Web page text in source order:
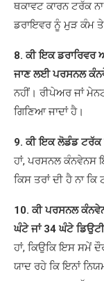
ਥਕਾਵਟ ਕਾਰਨ ਟਰੱਕ
ਡਰਾਇਵਰ ਨੂੰ ਮੁੜ ਕੰਮ ਤੇ
8. ਕੀ ਇਕ
ਜਾਣ ਲਈ ਪਰਸਨਲ
ਨਹੀਂ। ਰੀਪੇਅਰ ਜਾਂ
ਗਿਣਿਆ ਜਾਦਾਂ ਹੈ।
9. ਕੀ ਇਕ ਲੋਡੰਡ ਟਰੱਕ
ਹਾਂ, ਪਰਸਨਲ ਕੰਨਵੇਨਸ
ਕਿਸ ਤਰਾਂ ਦੀ ਹੈ ਨਾ
10. ਕੀ ਪਰਸਨਲ
ਘੰਟੇ ਜਾਂ 34 ਘੰਟੇ
ਹਾਂ, ਕਿਉਕਿ ਇਸ ਸਮੇਂ
ਯਾਦ ਰਹੇ ਕਿ ਇਨਾਂ